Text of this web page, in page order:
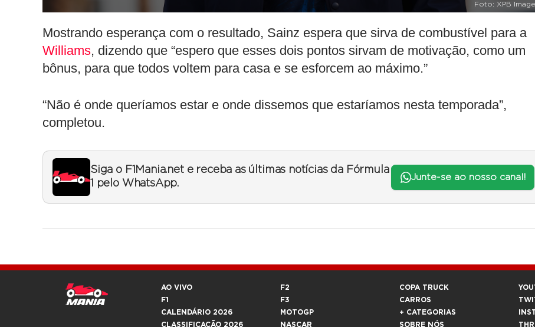
Foto: XPB
Mostrando esperança com o resultado, Sainz espera que sirva de combustível para a
Williams, dizendo que “espero que esses dois pontos sirvam de motivação, como um
bônus, para que todos voltem para casa e se esforcem ao máximo.”
“Não é onde queríamos estar e onde dissemos que estaríamos nesta temporada”,
completou.
Siga o F1Mania.net e receba as últimas notícias da Fórmula
1 pelo WhatsApp.
Junte-se ao nosso canal!
AO VIVO
F1
CALENDÁRIO 2026
CLASSIFICAÇÃO 2026
F2
F3
MOTOGP
NASCAR
COPA TRUCK
CARROS
+ CATEGORIAS
SOBRE NÓS